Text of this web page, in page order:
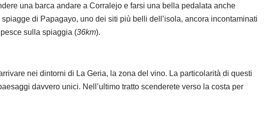
una barca andare a Corralejo e farsi una bella pedalata anche
di Papagayo, uno dei siti più belli dell’isola, ancora incontaminati
sulla spiaggia (36km).
nei dintorni di La Geria, la zona del vino. La particolarità di questi
davvero unici. Nell’ultimo tratto scenderete verso la costa per